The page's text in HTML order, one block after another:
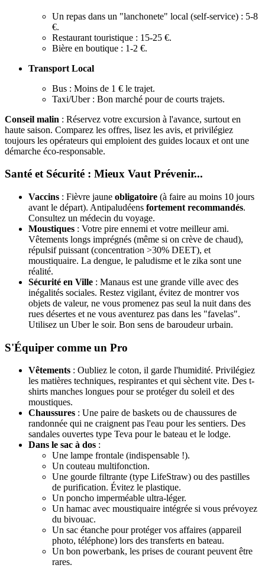
Un repas dans un "lanchonete" local (self-service) : 5-8
€.
Restaurant touristique : 15-25 €.
Bière en boutique : 1-2 €.
Transport Local
Bus : Moins de 1 € le trajet.
Taxi/Uber : Bon marché pour de courts trajets.
Conseil malin : Réservez votre excursion à l'avance, surtout en
haute saison. Comparez les offres, lisez les avis, et privilégiez
toujours les opérateurs qui emploient des guides locaux et ont une
démarche éco-responsable.
Santé et Sécurité : Mieux Vaut Prévenir...
Vaccins : Fièvre jaune obligatoire (à faire au moins 10 jours
avant le départ). Antipaludéens fortement recommandés.
Consultez un médecin du voyage.
Moustiques : Votre pire ennemi et votre meilleur ami.
Vêtements longs imprégnés (même si on crève de chaud),
répulsif puissant (concentration >30% DEET), et
moustiquaire. La dengue, le paludisme et le zika sont une
réalité.
Sécurité en Ville : Manaus est une grande ville avec des
inégalités sociales. Restez vigilant, évitez de montrer vos
objets de valeur, ne vous promenez pas seul la nuit dans des
rues désertes et ne vous aventurez pas dans les "favelas".
Utilisez un Uber le soir. Bon sens de baroudeur urbain.
S'Équiper comme un Pro
Vêtements : Oubliez le coton, il garde l'humidité. Privilégiez
les matières techniques, respirantes et qui sèchent vite. Des t-
shirts manches longues pour se protéger du soleil et des
moustiques.
Chaussures : Une paire de baskets ou de chaussures de
randonnée qui ne craignent pas l'eau pour les sentiers. Des
sandales ouvertes type Teva pour le bateau et le lodge.
Dans le sac à dos :
Une lampe frontale (indispensable !).
Un couteau multifonction.
Une gourde filtrante (type LifeStraw) ou des pastilles
de purification. Évitez le plastique.
Un poncho imperméable ultra-léger.
Un hamac avec moustiquaire intégrée si vous prévoyez
du bivouac.
Un sac étanche pour protéger vos affaires (appareil
photo, téléphone) lors des transferts en bateau.
Un bon powerbank, les prises de courant peuvent être
rares.